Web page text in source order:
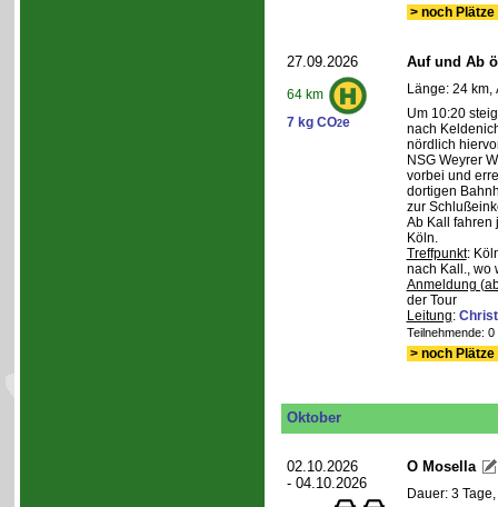
> noch
27.09.2026
64 km
7 kg CO2e
Auf und Ab
Länge: 24 km,
Um 10:20
nach
nördlich
NSG Weyrer
vorbei und
dortigen
zur
Ab Kall fahren
Köln.
Treffpunkt:
nach Kall., wo
Anmeldung
der Tour
Leitung:
Teilnehmende:
> noch
Oktober
02.10.2026
- 04.10.2026
O Mosella
Dauer: 3